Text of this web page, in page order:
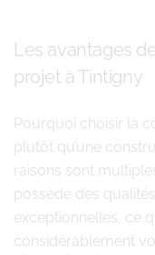
Les avantages
projet à Tintigny
Pourquoi choisir la
plutôt qu’une
raisons sont
possède des
exceptionnelles, ce
considérablement